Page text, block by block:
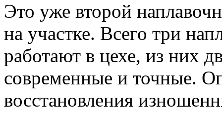
Это уже второй
на участке. Всего три
работают в цехе, из них
современные и точные.
восстановления